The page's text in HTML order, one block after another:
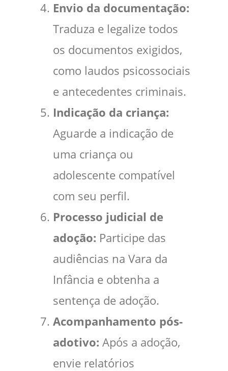
Envio da documentação:
Traduza e legalize todos
os documentos exigidos,
como laudos psicossociais
e antecedentes criminais.
Indicação da criança:
Aguarde a indicação de
uma criança ou
adolescente compatível
com seu perfil.
Processo judicial de
adoção: Participe das
audiências na Vara da
Infância e obtenha a
sentença de adoção.
Acompanhamento pós-
adotivo: Após a adoção,
envie relatórios